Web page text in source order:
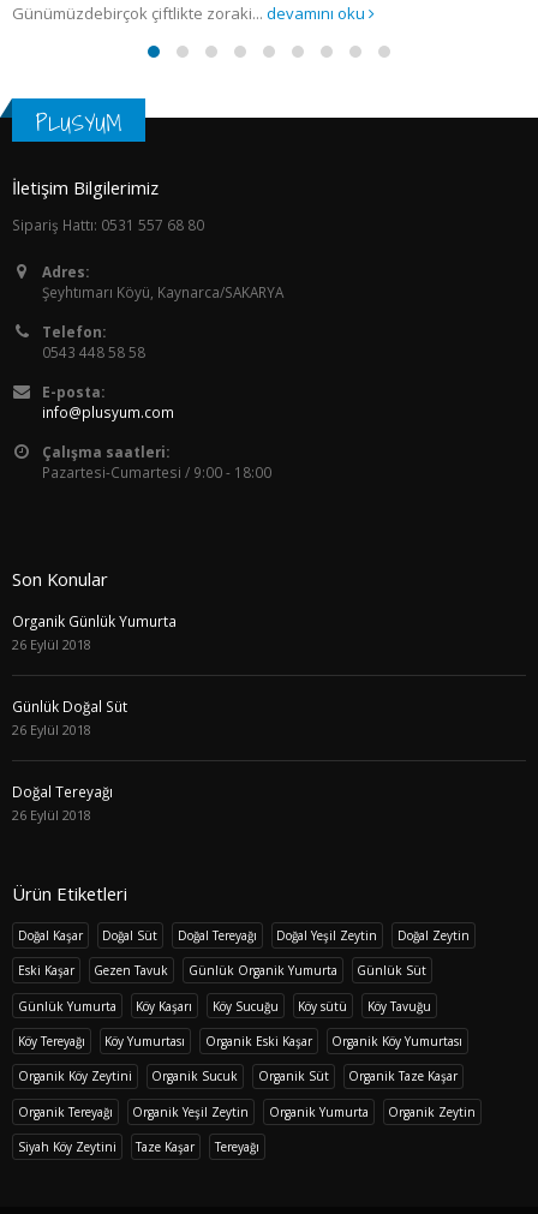
Günümüzdebirçok çiftlikte zoraki... devamını oku
PLUSYUM
İletişim Bilgilerimiz
Sipariş Hattı: 0531 557 68 80
Adres:
Şeyhtımarı Köyü, Kaynarca/SAKARYA
Telefon:
0543 448 58 58
E-posta:
info@plusyum.com
Çalışma saatleri:
Pazartesi-Cumartesi / 9:00 - 18:00
Son Konular
Organik Günlük Yumurta
26 Eylül 2018
Günlük Doğal Süt
26 Eylül 2018
Doğal Tereyağı
26 Eylül 2018
Ürün Etiketleri
Doğal Kaşar Doğal Süt Doğal Tereyağı Doğal Yeşil Zeytin Doğal Zeytin
Eski Kaşar Gezen Tavuk Günlük Organik Yumurta Günlük Süt
Günlük Yumurta Köy Kaşarı Köy Sucuğu Köy sütü Köy Tavuğu
Köy Tereyağı Köy Yumurtası Organik Eski Kaşar Organik Köy Yumurtası
Organik Köy Zeytini Organik Sucuk Organik Süt Organik Taze Kaşar
Organik Tereyağı Organik Yeşil Zeytin Organik Yumurta Organik Zeytin
Siyah Köy Zeytini Taze Kaşar Tereyağı